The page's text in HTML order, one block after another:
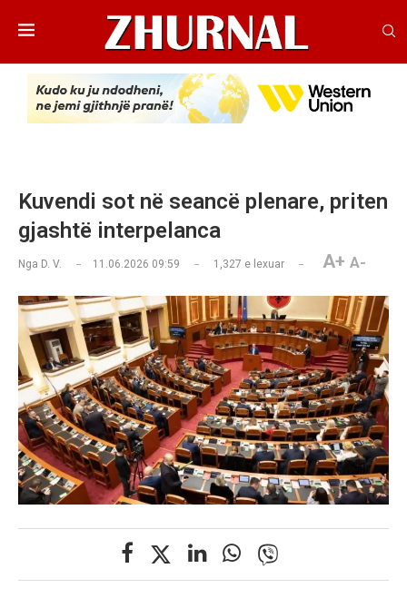
Kuvendi sot në seancë plenare, priten
gjashtë interpelanca
Nga D. V. 11.06.2026 09:59 1,327 e lexuar A+ A-